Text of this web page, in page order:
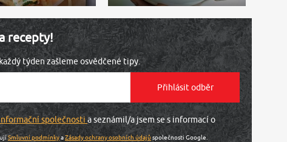
recepty!
týden zašleme osvědčené tipy.
společnosti a seznámil/a jsem se s informací o
Smluvní podmínkyaZásady ochrany osobních údajůspolečnosti Google.